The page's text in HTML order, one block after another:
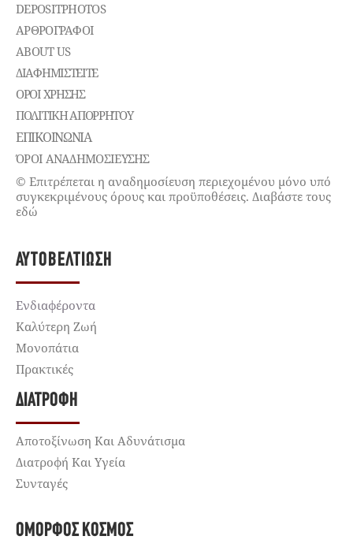
DEPOSITPHOTOS
ΑΡΘΡΟΓΡΑΦΟΙ
ABOUT US
ΔΙΑΦΗΜΙΣΤΕΊΤΕ
ΌΡΟΙ ΧΡΉΣΗΣ
ΠΟΛΙΤΙΚΉ ΑΠΟΡΡΉΤΟΥ
ΕΠΙΚΟΙΝΩΝΊΑ
ΌΡΟΙ ΑΝΑΔΗΜΟΣΙΕΥΣΗΣ
© Επιτρέπεται η αναδημοσίευση περιεχομένου μόνο υπό
συγκεκριμένους όρους και προϋποθέσεις. Διαβάστε τους
εδώ
ΑΥΤΟΒΕΛΤΊΩΣΗ
Ενδιαφέροντα
Καλύτερη Ζωή
Μονοπάτια
Πρακτικές
ΔΙΑΤΡΟΦΉ
Αποτοξίνωση Και Αδυνάτισμα
Διατροφή Και Υγεία
Συνταγές
ΌΜΟΡΦΟΣ ΚΌΣΜΟΣ